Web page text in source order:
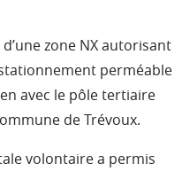
zone NX autorisant
perméable
avec le pôle tertiaire
de Trévoux.
volontaire a permis